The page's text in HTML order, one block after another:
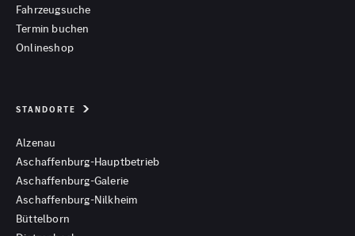
Fahrzeugsuche
Termin buchen
Onlineshop
STANDORTE
Alzenau
Aschaffenburg-Hauptbetrieb
Aschaffenburg-Galerie
Aschaffenburg-Nilkheim
Büttelborn